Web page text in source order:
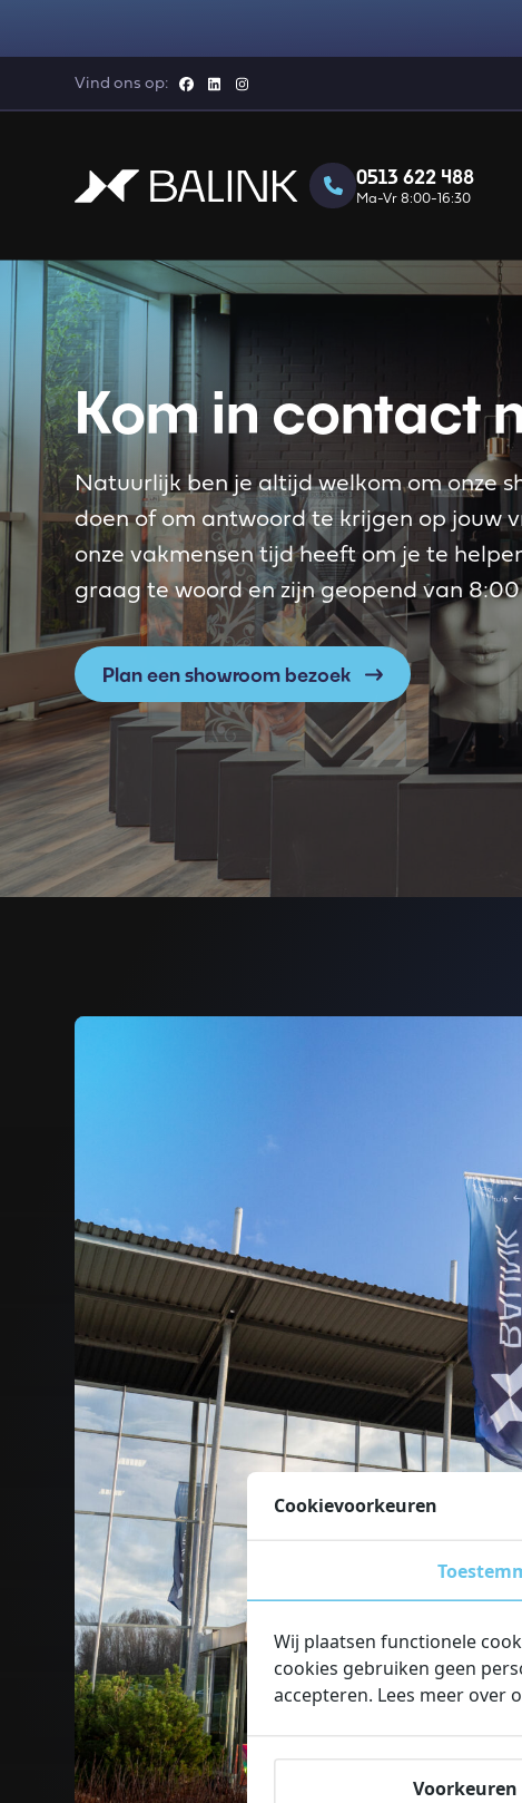
Vind ons op:
0513 622 488
Ma-Vr 8:00-16:30
Kom in contact
Natuurlijk ben je altijd welkom om onze
doen of om antwoord te krijgen op jouw
onze vakmensen tijd heeft om je te
graag te woord en zijn geopend van
Plan een showroom bezoek
Cookievoorkeuren
Wij plaatsen functionele
cookies gebruiken geen
accepteren. Lees meer over